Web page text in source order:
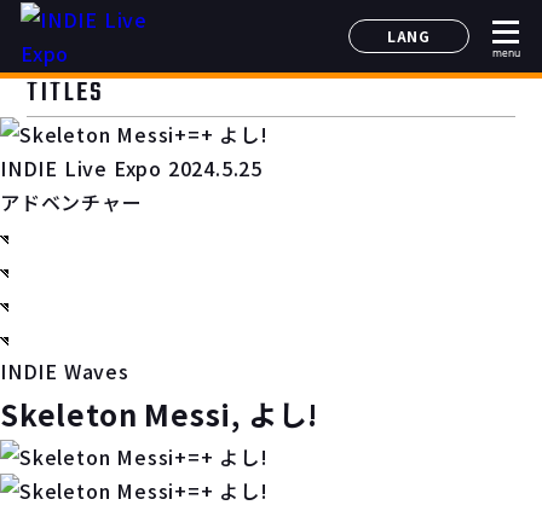
LANG
日本語
menu
TITLES
INDIE Live Expo 2024.5.25
アドベンチャー
INDIE Waves
Skeleton Messi, よし!